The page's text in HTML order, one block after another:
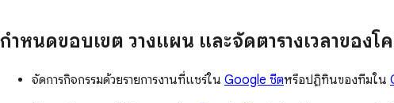
กำหนดขอบเขต วางแผน และจัดตารางเวลาของโ
จัดการกิจกรรมด้วยรายการงานที่แชร์ใน Google ชีตหรือปฏิทินของทีมใน